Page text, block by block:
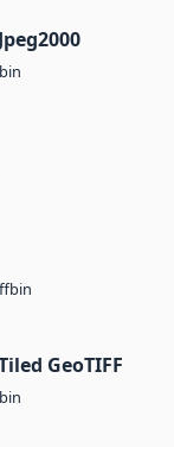
bin
bin
GeoTIFF
bin